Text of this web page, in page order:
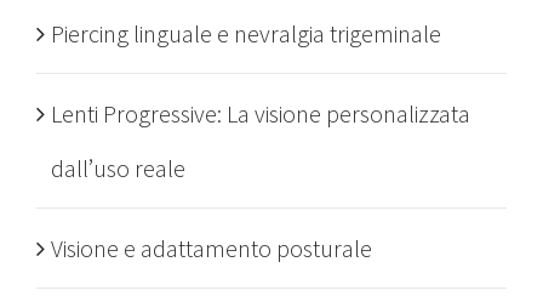
Piercing linguale e nevralgia trigeminale
Lenti Progressive: La visione personalizzata
dall’uso reale
Visione e adattamento posturale